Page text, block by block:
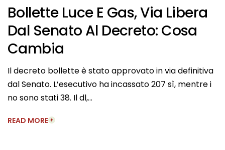
Bollette Luce E Gas, Via Libera
Dal Senato Al Decreto: Cosa
Cambia
Il decreto bollette è stato approvato in via definitiva
dal Senato. L’esecutivo ha incassato 207 sì, mentre i
no sono stati 38. Il dl,…
READ MORE